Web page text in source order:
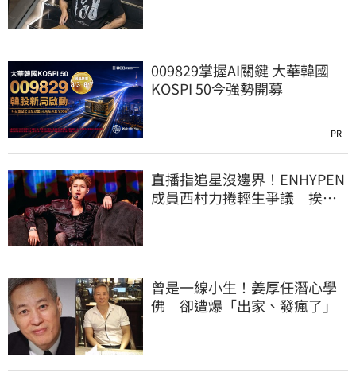
009829掌握AI關鍵 大華韓國
KOSPI 50今強勢開募
PR
直播指追星沒邊界！ENHYPEN
成員西村力捲輕生爭議 挨
曾是一線小生！姜厚任潛心學
佛 卻遭爆「出家、發瘋了」